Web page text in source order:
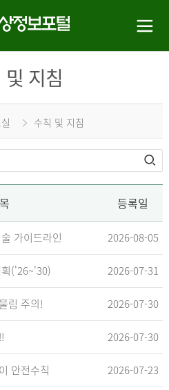
지침
수칙 및 지침
등록일
가이드라인 2026-08-05
('26~'30) 2026-07-31
림 주의! 2026-07-30
2026-07-30
안전수칙 2026-07-23